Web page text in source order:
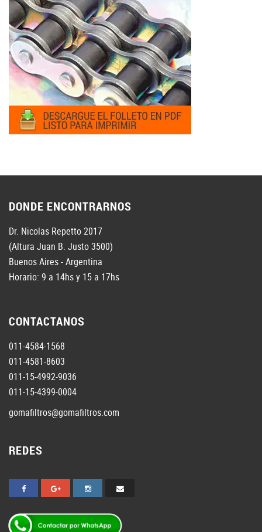
DONDE ENCONTRARNOS
Dr. Nicolas Repetto 2017
(Altura Juan B. Justo 3500)
Buenos Aires - Argentina
Horario: 9 a 14hs y 15 a 17hs
CONTACTANOS
011-4584-1568
011-4581-8603
011-15-4992-9036
011-15-4399-0004
gomafiltros@gomafiltros.com
REDES